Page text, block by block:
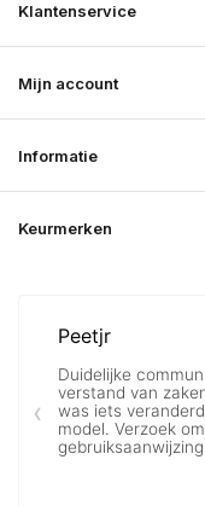
Klantenservice
Mijn account
Informatie
Keurmerken